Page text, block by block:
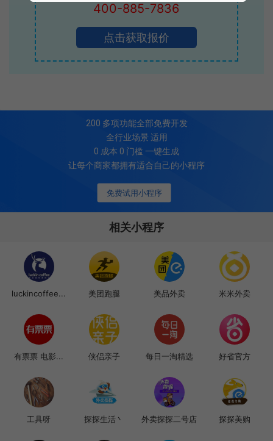
400-885-7836
点击获取报价
免费试用小程序
200 多项功能全部免费开发
全行业场景 适用
0 成本 0 门槛 一键生成
让每个商家都拥有适合自己的小程序
相关小程序
luckincoffee... 美团跑腿 美品外卖 米米外卖
有票票 电影... 侠侣亲子 每日一淘精选 好省官方
工具呀 探探生活丶 外卖探探二号店 探探美购